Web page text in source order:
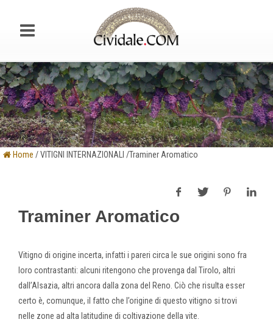
Home / VITIGNI INTERNAZIONALI /Traminer Aromatico
Traminer Aromatico
Vitigno di origine incerta, infatti i pareri circa le sue origini sono fra
loro contrastanti: alcuni ritengono che provenga dal Tirolo, altri
dall’Alsazia, altri ancora dalla zona del Reno. Ciò che risulta esser
certo è, comunque, il fatto che l’origine di questo vitigno si trovi
nelle zone ad alta latitudine di coltivazione della vite.